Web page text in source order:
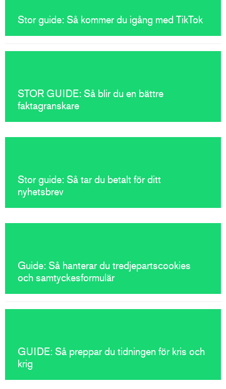
Stor guide: Så kommer du igång med TikTok
STOR GUIDE: Så blir du en bättre
faktagranskare
Stor guide: Så tar du betalt för ditt
nyhetsbrev
Guide: Så hanterar du tredjepartscookies
och samtyckesformulär
GUIDE: Så preppar du tidningen för kris och
krig